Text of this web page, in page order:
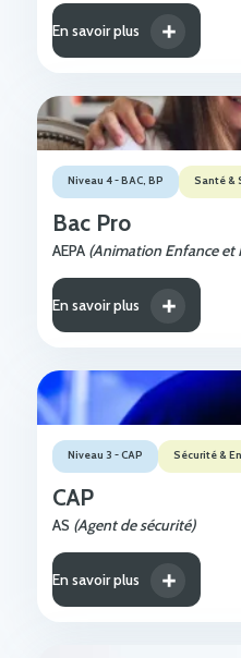
En savoir plus
AEPA (Animation Enfance et
Bac Pro
Niveau 4 - BAC, BP Santé &
En savoir plus
AS (Agent de sécurité)
CAP
Niveau 3 - CAP Sécurité &
En savoir plus